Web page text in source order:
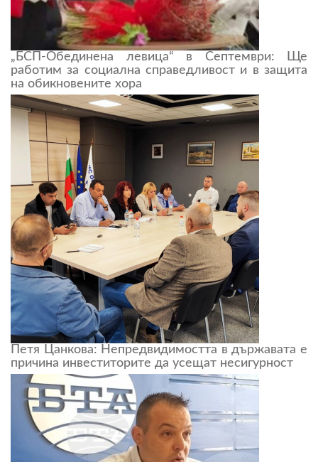
„БСП-Обединена левица“ в Септември: Ще
работим за социална справедливост и в защита
на обикновените хора
Петя Цанкова: Непредвидимостта в държавата е
причина инвеститорите да усещат несигурност